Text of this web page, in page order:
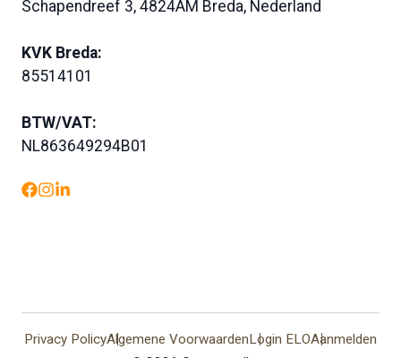
Schapendreef 3, 4824AM Breda, Nederland
KVK Breda:
85514101
BTW/VAT:
NL863649294B01
Privacy PolicyAlgemene VoorwaardenLogin ELOAanmelden